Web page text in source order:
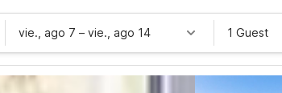
vie., ago 7 – vie., ago 14 1 Guest